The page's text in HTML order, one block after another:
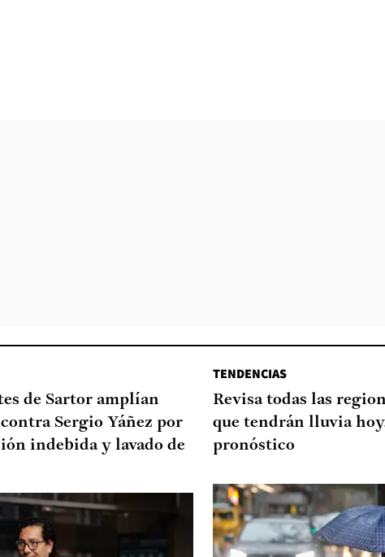
de Sartor amplían
Sergio Yáñez por
indebida y lavado de
TENDENCIAS
Revisa todas las
que tendrán lluvia
pronóstico